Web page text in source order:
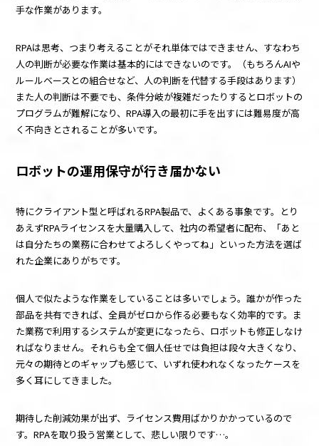
手な作業があります。
RPAは思考、つまり考えることがそれ単体ではできません、すなわち
人の判断が必要な作業は基本的にはできないのです。（もちろんAIや
ルールベースとの組合せなど、人の判断を代替する手段はあります）
また人の判断は不要でも、条件分岐が複雑だったりするとロボットの
プログラムが難解になり、RPA導入の最初に手を出すには難易度が高
く不向きとされることが多いです。
ロボットの運用保守が行き届かない
特にクライアント型と呼ばれるRPA製品で、よくある事象です。とり
あえずRPAライセンスを大量購入して、社内の希望者に配布、「あと
は自分たちの業務に合わせてよろしくやってね」といった方法を選ば
れた企業にありがちです。
個人で似たような作業をしていることは多いでしょう。誰かが作った
部品を共有できれば、全員がゼロから作る必要もなく効率的です。ま
た業務で利用するシステムが変更になったら、ロボットも修正しなけ
ればなりません。それらも全て個人任せでは負担は段々大きくなり、
元々の期待とのギャップも感じて、いずれ使われなくなったケースを
多く耳にしてきました。
期待した削減効果が出ず、ライセンス費用ばかりかかっているので
す。RPAを取り扱う営業として、悲しい限りです…。